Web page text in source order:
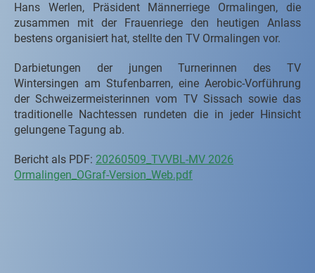
Hans Werlen, Präsident Männerriege Ormalingen, die
zusammen mit der Frauenriege den heutigen Anlass
bestens organisiert hat, stellte den TV Ormalingen vor.
Darbietungen der jungen Turnerinnen des TV
Wintersingen am Stufenbarren, eine Aerobic-Vorführung
der Schweizermeisterinnen vom TV Sissach sowie das
traditionelle Nachtessen rundeten die in jeder Hinsicht
gelungene Tagung ab.
Bericht als PDF: 20260509_TVVBL-MV 2026
Ormalingen_OGraf-Version_Web.pdf